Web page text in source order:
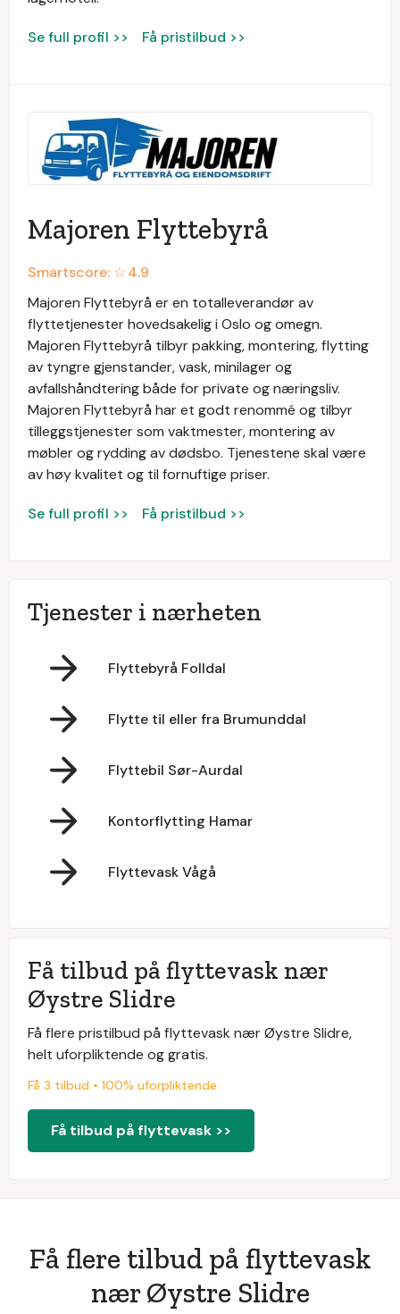
Se full profil >> Få pristilbud >>
Majoren Flyttebyrå
Smartscore: ☆4.9
Majoren Flyttebyrå er en totalleverandør av
flyttetjenester hovedsakelig i Oslo og omegn.
Majoren Flyttebyrå tilbyr pakking, montering, flytting
av tyngre gjenstander, vask, minilager og
avfallshåndtering både for private og næringsliv.
Majoren Flyttebyrå har et godt renommé og tilbyr
tilleggstjenester som vaktmester, montering av
møbler og rydding av dødsbo. Tjenestene skal være
av høy kvalitet og til fornuftige priser.
Se full profil >> Få pristilbud >>
Tjenester i nærheten
Flyttebyrå Folldal
Flytte til eller fra Brumunddal
Flyttebil Sør-Aurdal
Kontorflytting Hamar
Flyttevask Vågå
Få tilbud på flyttevask nær
Øystre Slidre
Få flere pristilbud på flyttevask nær Øystre Slidre,
helt uforpliktende og gratis.
Få 3 tilbud • 100% uforpliktende
Få tilbud på flyttevask >>
Få flere tilbud på flyttevask
nær Øystre Slidre